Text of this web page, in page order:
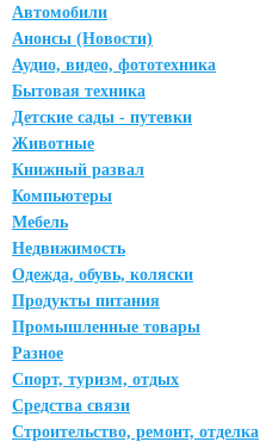
Автомобили
Анонсы (Новости)
Аудио, видео, фототехника
Бытовая техника
Детские сады - путевки
Животные
Книжный развал
Компьютеры
Мебель
Недвижимость
Одежда, обувь, коляски
Продукты питания
Промышленные товары
Разное
Спорт, туризм, отдых
Средства связи
Строительство, ремонт, отделка